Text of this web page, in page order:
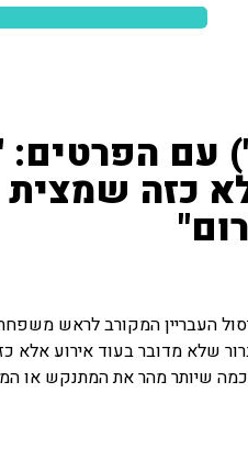
תמיר סטיינמן ('חדשות 12') עם
כזה
על חיסול העבריין המקורב לראש
למוות. ברור שלא מדובר בעוד אירוע
כמה שיותר מהר את המתנקש או